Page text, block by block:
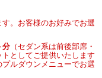
。お客様のお好みでお選
分（セダン系は前後部席・
としてご提供いたします
プルダウンメニューでお選